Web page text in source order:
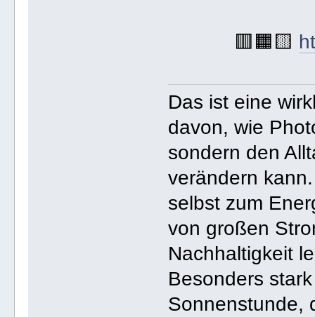
🟥🟧🟨
Das ist eine
davon, wie
sondern den
verändern
selbst zum
von großen
Nachhaltigkeit
Besonders
Sonnenstunde,